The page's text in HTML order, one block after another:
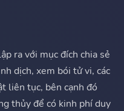
ra với mục đích chia sẻ
dịch, xem bói tử vi, các
liên tục, bên cạnh đó
thủy để có kinh phí duy